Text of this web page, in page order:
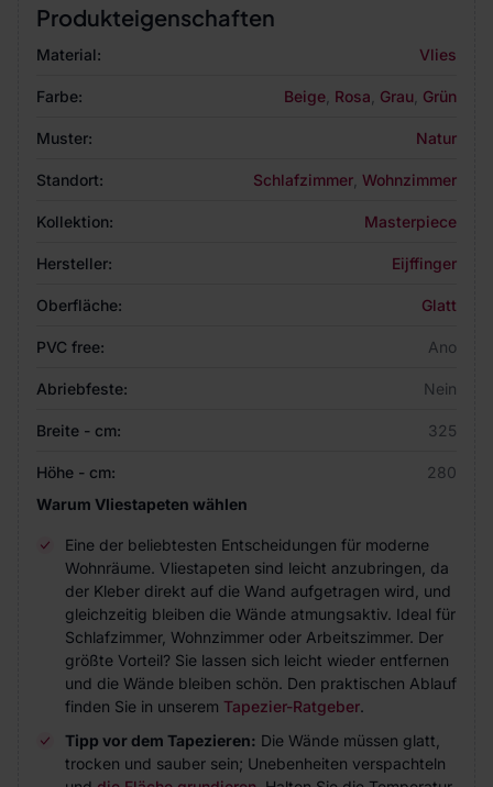
Produkteigenschaften
Material: Vlies
Farbe: Beige Rosa Grau Grün
Muster: Natur
Standort: Schlafzimmer Wohnzimmer
Kollektion: Masterpiece
Hersteller: Eijffinger
Oberfläche: Glatt
PVC free: Ano
Abriebfeste: Nein
Breite - cm: 325
Höhe - cm:
280
Warum Vliestapeten wählen
Eine der beliebtesten Entscheidungen für moderne
Wohnräume. Vliestapeten sind leicht anzubringen, da
der Kleber direkt auf die Wand aufgetragen wird, und
gleichzeitig bleiben die Wände atmungsaktiv. Ideal für
Schlafzimmer, Wohnzimmer oder Arbeitszimmer. Der
größte Vorteil? Sie lassen sich leicht wieder entfernen
und die Wände bleiben schön. Den praktischen Ablauf
finden Sie in unserem Tapezier-Ratgeber.
Tipp vor dem Tapezieren: Die Wände müssen glatt,
trocken und sauber sein; Unebenheiten verspachteln